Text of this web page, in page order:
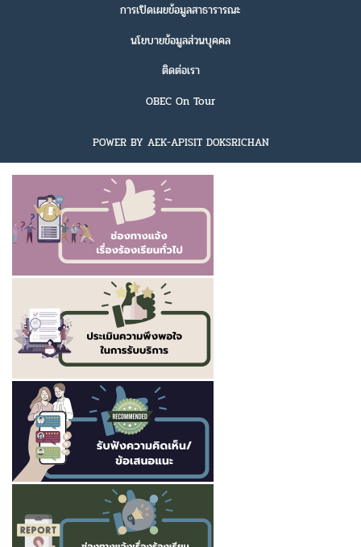
การเปิดเผยข้อมูลสาธารารณะ
นโยบายข้อมูลส่วนบุคคล
ติดต่อเรา
OBEC On Tour
POWER BY AEK-APISIT DOKSRICHAN